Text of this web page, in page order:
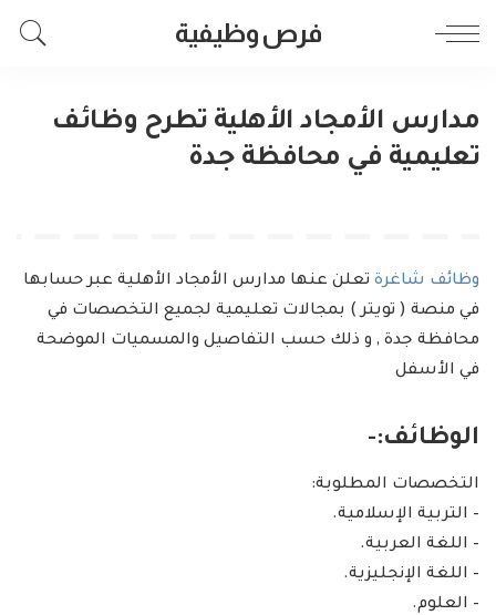
فرص وظيفية
مدارس الأمجاد الأهلية تطرح وظائف
تعليمية في محافظة جدة
وظائف شاغرة تعلن عنها مدارس الأمجاد الأهلية عبر حسابها
في منصة ( تويتر ) بمجالات تعليمية لجميع التخصصات في
محافظة جدة , و ذلك حسب التفاصيل والمسميات الموضحة
في الأسفل
الوظائف:-
التخصصات المطلوبة:
– التربية الإسلامية.
– اللغة العربية.
– اللغة الإنجليزية.
– العلوم.